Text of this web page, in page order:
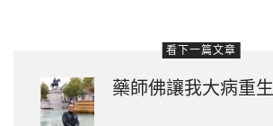
看下一篇文章
藥師佛讓我大病重生